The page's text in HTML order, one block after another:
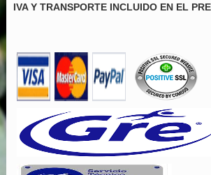
IVA Y TRANSPORTE INCLUIDO EN EL